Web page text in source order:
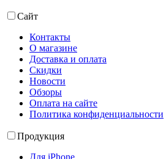
Сайт
Контакты
О магазине
Доставка и оплата
Скидки
Новости
Обзоры
Оплата на сайте
Политика конфиденциальности
Продукция
Для iPhone